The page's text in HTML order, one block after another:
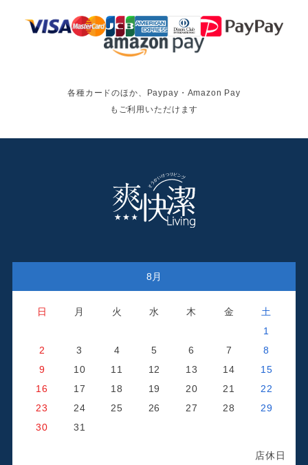
各種カードのほか、Paypay・Amazon Pay
もご利用いただけます
8月
日 月 火 水 木 金
土
1
2
3 4 5 6 7
8
9
10 11 12 13 14
15
16
17 18 19 20 21
22
23
24 25 26 27 28
29
30
31
店休日